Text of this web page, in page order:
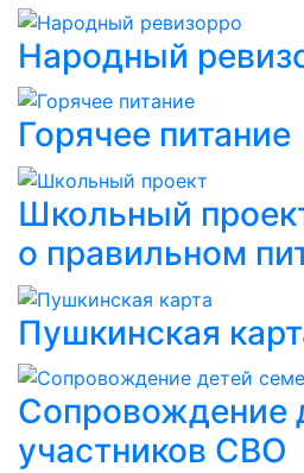
Народный
Горячее питание
Школьный
о правильном
Пушкинская
Сопровождение
участников СВО